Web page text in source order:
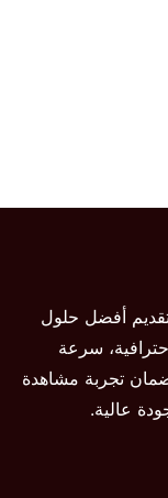
جاهز دائمًا لتقديم أفضل حلول
سرعة
تجربة مشاهدة
عالية.